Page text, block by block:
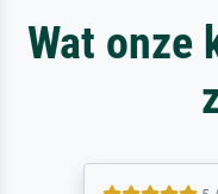
Wat onze